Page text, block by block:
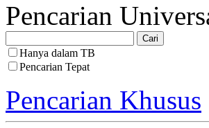
Pencarian
Hanya dalam TB
Pencarian Tepat
Pencarian Khusus